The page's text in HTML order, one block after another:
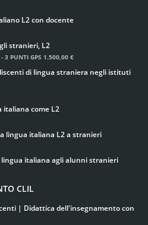
L2 con docente
stranieri, L2
3 PUNTI GPS 1.500,00 €
di lingua straniera negli istituti
italiana come L2
lingua italiana L2 a stranieri
italiana agli alunni stranieri
CLIL
| Didattica dell'insegnamento con